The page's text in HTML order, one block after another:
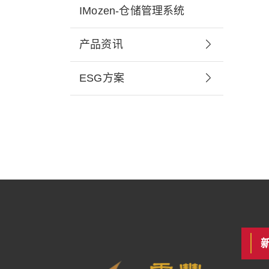
IMozen-仓储管理系统
产品资讯
ESG方案